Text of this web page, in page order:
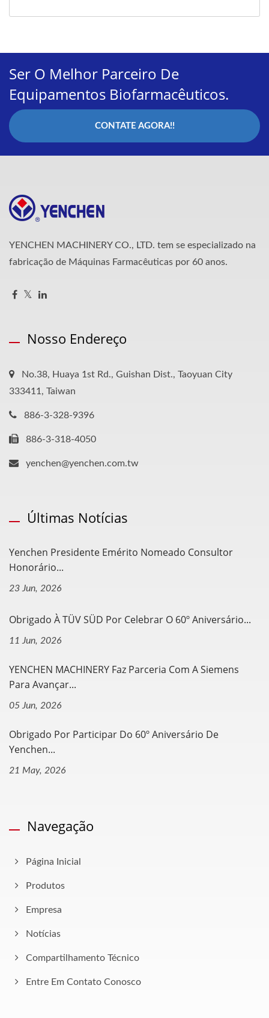
Ser O Melhor Parceiro De
Equipamentos Biofarmacêuticos.
CONTATE AGORA!!
YENCHEN MACHINERY CO., LTD. tem se especializado na
fabricação de Máquinas Farmacêuticas por 60 anos.
Nosso Endereço
No.38, Huaya 1st Rd., Guishan Dist., Taoyuan City
333411, Taiwan
886-3-328-9396
886-3-318-4050
yenchen@yenchen.com.tw
Últimas Notícias
Yenchen Presidente Emérito Nomeado Consultor
Honorário...
23 Jun, 2026
Obrigado À TÜV SÜD Por Celebrar O 60º Aniversário...
11 Jun, 2026
YENCHEN MACHINERY Faz Parceria Com A Siemens
Para Avançar...
05 Jun, 2026
Obrigado Por Participar Do 60º Aniversário De
Yenchen...
21 May, 2026
Navegação
Página Inicial
Produtos
Empresa
Notícias
Compartilhamento Técnico
Entre Em Contato Conosco